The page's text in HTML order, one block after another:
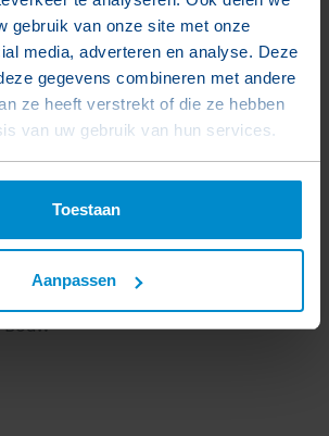
gebruik van onze site met onze
media, adverteren en analyse. Deze
gegevens combineren met andere
ze heeft verstrekt of die ze hebben
van uw gebruik van hun services.
Toestaan
Aanpassen